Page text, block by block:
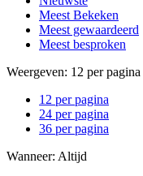
Meest Bekeken
Meest gewaardeerd
Meest besproken
Weergeven: 12 per pagina
12 per pagina
24 per pagina
36 per pagina
Wanneer: Altijd